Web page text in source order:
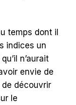
temps dont il
indices un
n’aurait
envie de
de découvrir
le